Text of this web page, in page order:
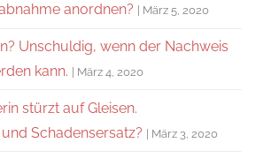
anordnen? März 5, 2020
Unschuldig, wenn der Nachweis
kann.
März 4, 2020
stürzt auf Gleisen.
Schadensersatz?
März 3, 2020